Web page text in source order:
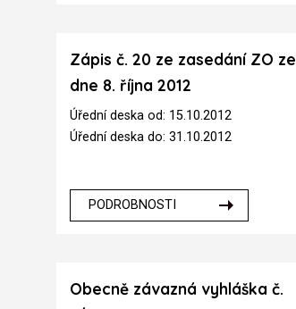
Zápis č. 20 ze zasedání ZO ze
dne 8. října 2012
Úřední deska od: 15.10.2012
Úřední deska do: 31.10.2012
PODROBNOSTI
Obecně závazná vyhláška č.